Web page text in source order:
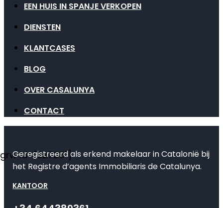
EEN HUIS IN SPANJE VERKOPEN
DIENSTEN
KLANTCASES
BLOG
OVER CASALUNYA
CONTACT
id="82735"]
Geregistreerd als erkend makelaar in Catalonië bij
het Registre d’agents Immobiliaris de Catalunya.
KANTOOR